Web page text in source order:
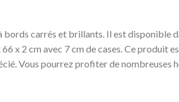
carrés et brillants. Il est disponible
x 2 cm avec 7 cm de cases. Ce produit
Vous pourrez profiter de nombreuses